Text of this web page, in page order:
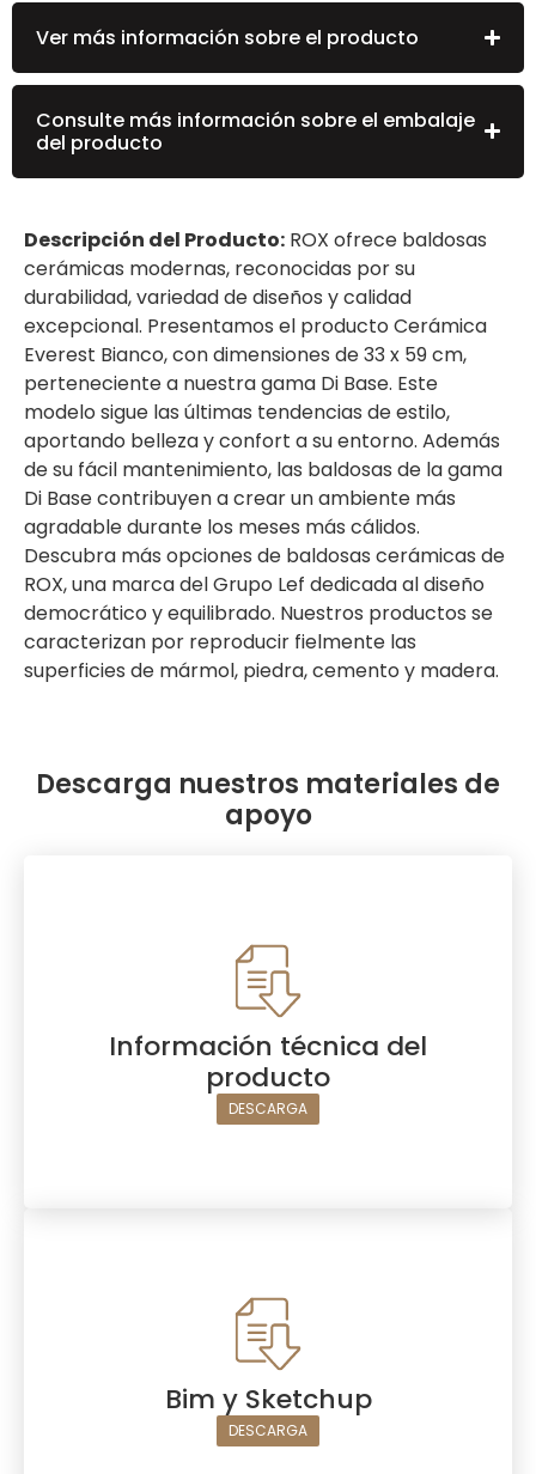
Ver más información sobre el producto
Consulte más información sobre el embalaje
del producto
Descripción del Producto: ROX ofrece baldosas
cerámicas modernas, reconocidas por su
durabilidad, variedad de diseños y calidad
excepcional. Presentamos el producto Cerámica
Everest Bianco, con dimensiones de 33 x 59 cm,
perteneciente a nuestra gama Di Base. Este
modelo sigue las últimas tendencias de estilo,
aportando belleza y confort a su entorno. Además
de su fácil mantenimiento, las baldosas de la gama
Di Base contribuyen a crear un ambiente más
agradable durante los meses más cálidos.
Descubra más opciones de baldosas cerámicas de
ROX, una marca del Grupo Lef dedicada al diseño
democrático y equilibrado. Nuestros productos se
caracterizan por reproducir fielmente las
superficies de mármol, piedra, cemento y madera.
Descarga nuestros materiales de
apoyo
Información técnica del
producto
DESCARGA
Bim y Sketchup
DESCARGA